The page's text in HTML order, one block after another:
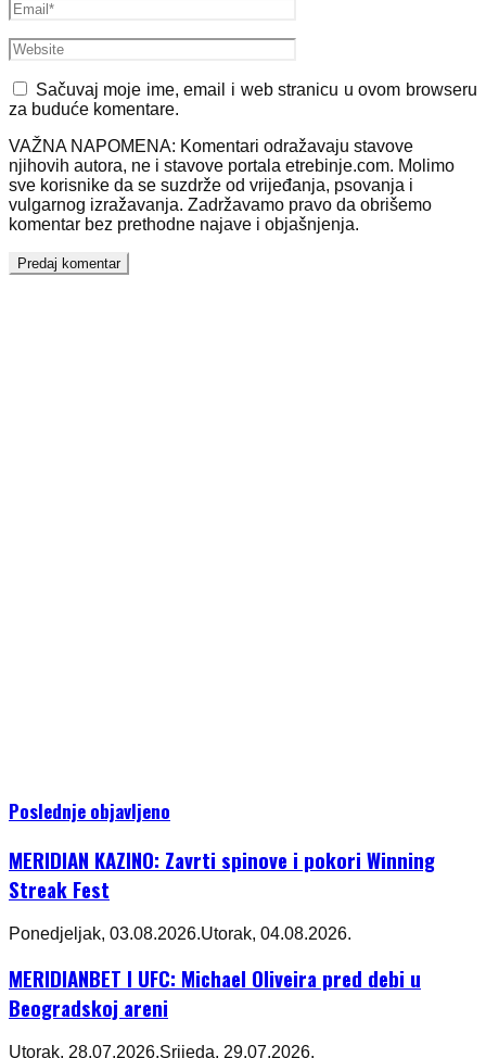
Sačuvaj moje ime, email i web stranicu u ovom browseru
za buduće komentare.
VAŽNA NAPOMENA: Komentari odražavaju stavove
njihovih autora, ne i stavove portala etrebinje.com. Molimo
sve korisnike da se suzdrže od vrijeđanja, psovanja i
vulgarnog izražavanja. Zadržavamo pravo da obrišemo
komentar bez prethodne najave i objašnjenja.
Poslednje objavljeno
MERIDIAN KAZINO: Zavrti spinove i pokori Winning
Streak Fest
Ponedjeljak, 03.08.2026.Utorak, 04.08.2026.
MERIDIANBET I UFC: Michael Oliveira pred debi u
Beogradskoj areni
Utorak, 28.07.2026.Srijeda, 29.07.2026.